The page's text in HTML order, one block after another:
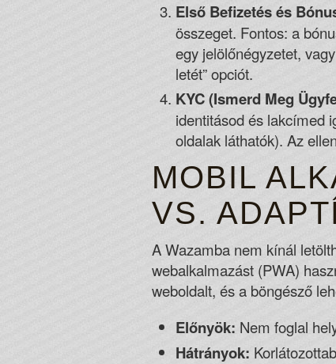
Első Befizetés és
összeget. Fontos: a
egy jelölőnégyzetet,
letét” opciót.
KYC (Ismerd Meg
identitásod és lakcímed
oldalak láthatók). Az
MOBIL
VS.
A Wazamba nem kínál
webalkalmazást (PWA)
weboldalt, és a böngésző
Előnyök: Nem foglal
Hátrányok: